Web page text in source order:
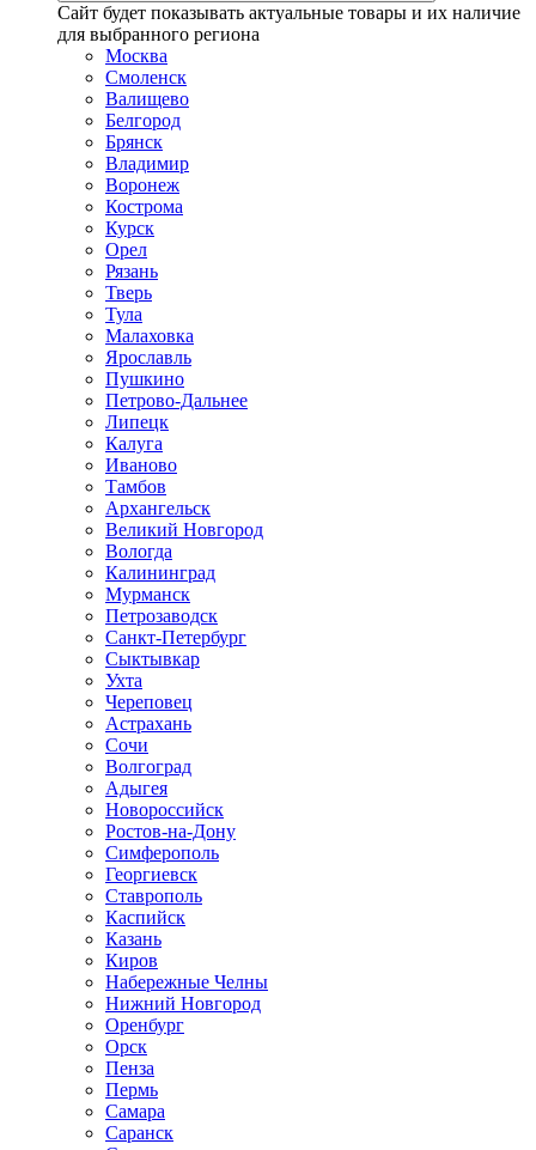
Сайт будет показывать актуальные товары и их наличие
для выбранного региона
Москва
Смоленск
Валищево
Белгород
Брянск
Владимир
Воронеж
Кострома
Курск
Орел
Рязань
Тверь
Тула
Малаховка
Ярославль
Пушкино
Петрово-Дальнее
Липецк
Калуга
Иваново
Тамбов
Архангельск
Великий Новгород
Вологда
Калининград
Мурманск
Петрозаводск
Санкт-Петербург
Сыктывкар
Ухта
Череповец
Астрахань
Сочи
Волгоград
Адыгея
Новороссийск
Ростов-на-Дону
Симферополь
Георгиевск
Ставрополь
Каспийск
Казань
Киров
Набережные Челны
Нижний Новгород
Оренбург
Орск
Пенза
Пермь
Самара
Саранск